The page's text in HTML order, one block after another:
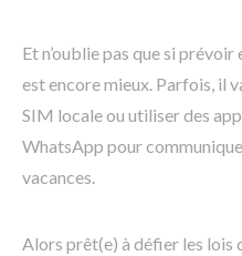
Et n’oublie pas que si prévoir
est encore mieux. Parfois, il
SIM locale ou utiliser des
WhatsApp pour
vacances.
Alors prêt(e) à défier les lois